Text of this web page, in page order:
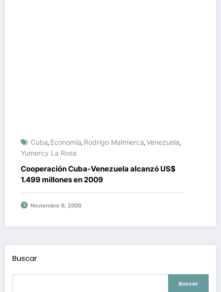
Cuba, Economía, Rodrigo Malmierca,Venezuela,
Yumercy La Rosa
Cooperación Cuba-Venezuela alcanzó US$
1.499 millones en 2009
Noviembre 6, 2009
Buscar
Buscar